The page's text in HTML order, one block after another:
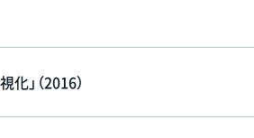
」（2016）